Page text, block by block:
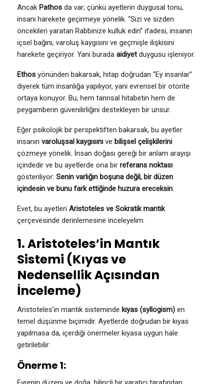
Ancak Pathos da var; çünkü ayetlerin duygusal tonu,
insanı harekete geçirmeye yönelik. “Sizi ve sizden
öncekileri yaratan Rabbinize kulluk edin” ifadesi, insanın
içsel bağını, varoluş kaygısını ve geçmişle ilişkisini
harekete geçiriyor. Yani burada aidiyetduygusu işleniyor.
Ethos yönünden bakarsak, hitap doğrudan “Ey insanlar”
diyerek tüm insanlığa yapılıyor, yani evrensel bir otorite
ortaya konuyor. Bu, hem tanrısal hitabetin hem de
peygamberin güvenilirliğini destekleyen bir unsur.
Eğer psikolojik bir perspektiften bakarsak, bu ayetler
insanın varoluşsal kaygısını ve bilişsel çelişkilerini
çözmeye yönelik. İnsan doğası gereği bir anlam arayışı
içindedir ve bu ayetlerde ona bir referans noktası
gösteriliyor: Senin varlığın boşuna değil, bir düzen
içindesin ve bunu fark ettiğinde huzura ereceksin.
Evet, bu ayetleri Aristoteles ve Sokratik mantık
çerçevesinde derinlemesine inceleyelim.
1. Aristoteles’in Mantık
Sistemi (Kıyas ve
Nedensellik Açısından
İnceleme)
Aristoteles’in mantık sisteminde kıyas (syllogism) en
temel düşünme biçimidir. Ayetlerde doğrudan bir kıyas
yapılmasa da, içerdiği önermeler kıyasa uygun hale
getirilebilir:
Önerme 1: